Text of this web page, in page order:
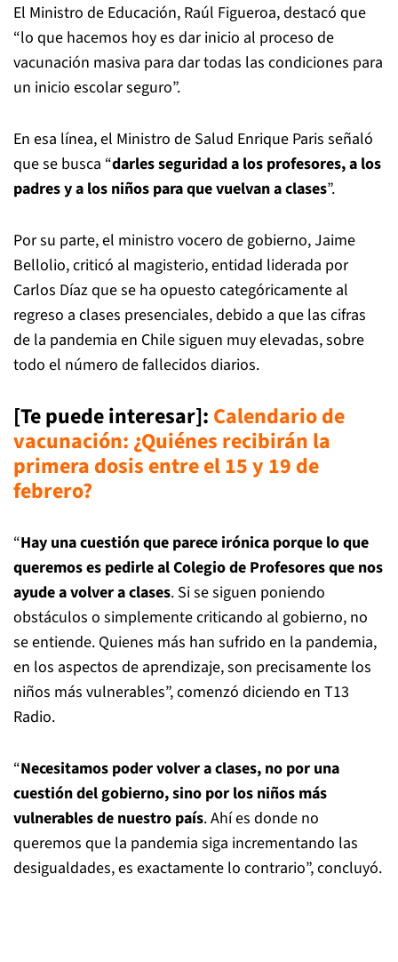
El Ministro de Educación, Raúl Figueroa, destacó que
“lo que hacemos hoy es dar inicio al proceso de
vacunación masiva para dar todas las condiciones para
un inicio escolar seguro”.
En esa línea, el Ministro de Salud Enrique Paris señaló
que se busca “darles seguridad a los profesores, a los
padres y a los niños para que vuelvan a clases”.
Por su parte, el ministro vocero de gobierno, Jaime
Bellolio, criticó al magisterio, entidad liderada por
Carlos Díaz que se ha opuesto categóricamente al
regreso a clases presenciales, debido a que las cifras
de la pandemia en Chile siguen muy elevadas, sobre
todo el número de fallecidos diarios.
[Te puede interesar]: Calendario de
vacunación: ¿Quiénes recibirán la
primera dosis entre el 15 y 19 de
febrero?
“Hay una cuestión que parece irónica porque lo que
queremos es pedirle al Colegio de Profesores que nos
ayude a volver a clases. Si se siguen poniendo
obstáculos o simplemente criticando al gobierno, no
se entiende. Quienes más han sufrido en la pandemia,
en los aspectos de aprendizaje, son precisamente los
niños más vulnerables”, comenzó diciendo en T13
Radio.
“Necesitamos poder volver a clases, no por una
cuestión del gobierno, sino por los niños más
vulnerables de nuestro país. Ahí es donde no
queremos que la pandemia siga incrementando las
desigualdades, es exactamente lo contrario”, concluyó.